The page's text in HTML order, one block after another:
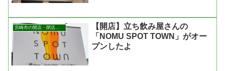
【開店】立ち飲み屋さんの
「NOMU SPOT TOWN」がオー
プンしたよ